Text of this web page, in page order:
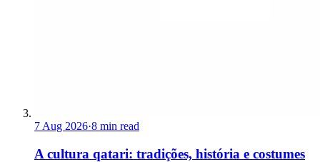
7 Aug 2026·8 min read
A cultura qatari: tradições, história e costumes